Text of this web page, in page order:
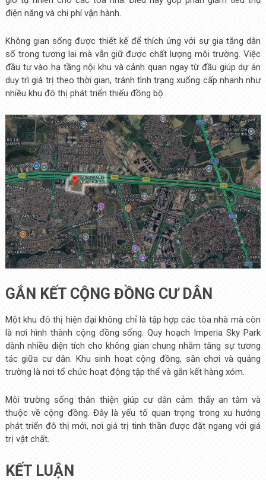
điện năng và chi phí vận hành.
Không gian sống được thiết kế để thích ứng với sự gia tăng dân
số trong tương lai mà vẫn giữ được chất lượng môi trường. Việc
đầu tư vào hạ tầng nội khu và cảnh quan ngay từ đầu giúp dự án
duy trì giá trị theo thời gian, tránh tình trạng xuống cấp nhanh như
nhiều khu đô thị phát triển thiếu đồng bộ.
GẮN KẾT CỘNG ĐỒNG CƯ DÂN
Một khu đô thị hiện đại không chỉ là tập hợp các tòa nhà mà còn
là nơi hình thành cộng đồng sống. Quy hoạch Imperia Sky Park
dành nhiều diện tích cho không gian chung nhằm tăng sự tương
tác giữa cư dân. Khu sinh hoạt cộng đồng, sân chơi và quảng
trường là nơi tổ chức hoạt động tập thể và gắn kết hàng xóm.
Môi trường sống thân thiện giúp cư dân cảm thấy an tâm và
thuộc về cộng đồng. Đây là yếu tố quan trọng trong xu hướng
phát triển đô thị mới, nơi giá trị tinh thần được đặt ngang với giá
trị vật chất.
KẾT LUẬN